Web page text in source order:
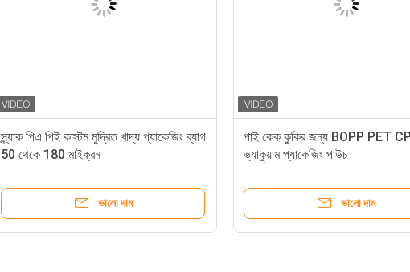
স্ন্যাক পিএ পিই কাস্টম মুদ্রিত খাদ্য প্যাকেজিং ব্যাগ
50 থেকে 180 মাইক্রন
ভালো দাম
পাই কেক কুকির জন্য BOPP PET
ভ্যাকুয়াম প্যাকেজিং পাউচ
ভালো দাম